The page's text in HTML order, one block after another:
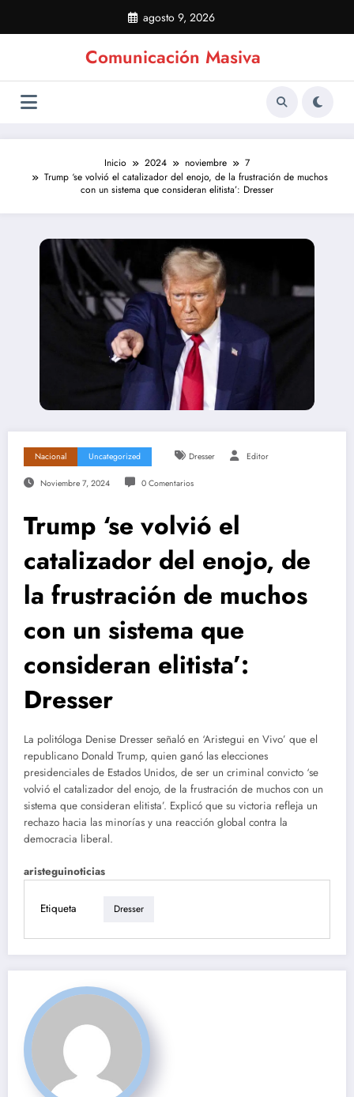
contenido
agosto 9, 2026
Comunicación Masiva
Inicio 2024 noviembre
7
Trump ‘se volvió el catalizador del enojo, de la frustración de muchos
con un sistema que consideran elitista’: Dresser
Nacional Uncategorized Dresser Editor
Noviembre 7, 2024 0 Comentarios
Trump ‘se volvió el
catalizador del enojo, de
la frustración de muchos
con un sistema que
consideran elitista’:
Dresser
La politóloga Denise Dresser señaló en ‘Aristegui en Vivo’ que el
republicano Donald Trump, quien ganó las elecciones
presidenciales de Estados Unidos, de ser un criminal convicto ‘se
volvió el catalizador del enojo, de la frustración de muchos con un
sistema que consideran elitista’. Explicó que su victoria refleja un
rechazo hacia las minorías y una reacción global contra la
democracia liberal.
aristeguinoticias
Etiqueta Dresser